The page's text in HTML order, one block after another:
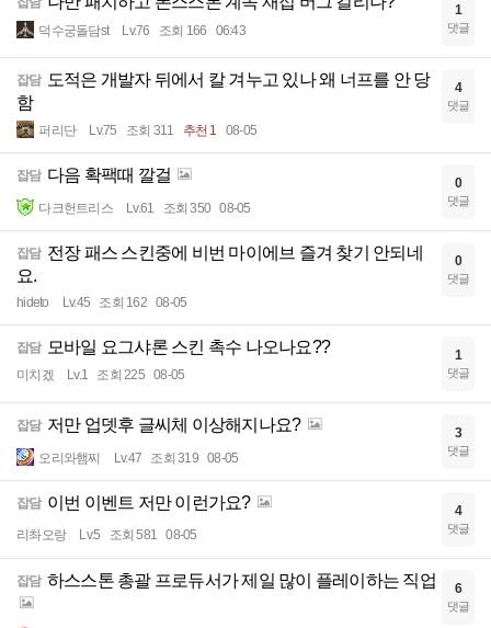
덕수궁돌담st Lv.76 조회 166 06:43
1
댓글
잡담 도적은 개발자 뒤에서 칼 겨누고 있나 왜 너프를 안 당
함
퍼리단 Lv.75 조회 311 추천 1 08-05
4
댓글
잡담 다음 확팩때 깔걸
다크헌트리스 Lv.61 조회 350 08-05
0
댓글
잡담 전장 패스 스킨중에 비번 마이에브 즐겨 찾기 안되네
요.
hideto Lv.45 조회 162 08-05
0
댓글
잡담 모바일 요그샤론 스킨 촉수 나오나요??
미치겠 Lv.1 조회 225 08-05
1
댓글
잡담 저만 업뎃후 글씨체 이상해지나요?
오리와햄찌 Lv.47 조회 319 08-05
3
댓글
잡담 이번 이벤트 저만 이런가요?
리촤오랑 Lv.5 조회 581 08-05
4
댓글
잡담 하스스톤 총괄 프로듀서가 제일 많이 플레이하는 직업 6
댓글